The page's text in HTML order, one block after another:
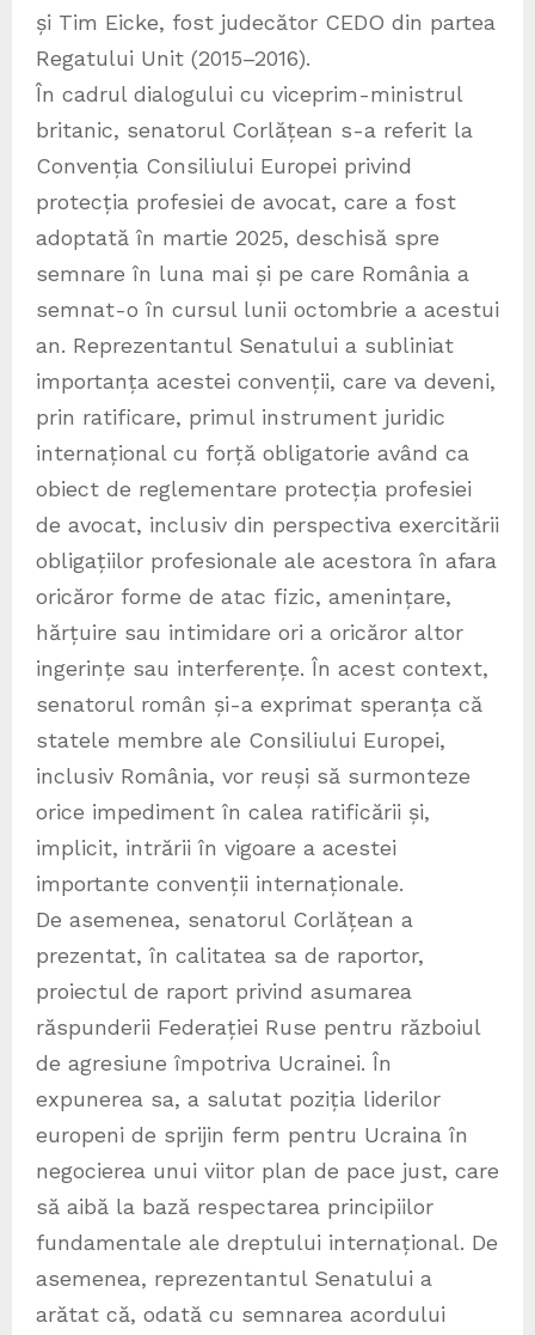
și Tim Eicke, fost judecător CEDO din partea
Regatului Unit (2015–2016).
În cadrul dialogului cu viceprim-ministrul
britanic, senatorul Corlățean s-a referit la
Convenția Consiliului Europei privind
protecția profesiei de avocat, care a fost
adoptată în martie 2025, deschisă spre
semnare în luna mai și pe care România a
semnat-o în cursul lunii octombrie a acestui
an. Reprezentantul Senatului a subliniat
importanța acestei convenții, care va deveni,
prin ratificare, primul instrument juridic
internațional cu forță obligatorie având ca
obiect de reglementare protecția profesiei
de avocat, inclusiv din perspectiva exercitării
obligațiilor profesionale ale acestora în afara
oricăror forme de atac fizic, amenințare,
hărțuire sau intimidare ori a oricăror altor
ingerințe sau interferențe. În acest context,
senatorul român și-a exprimat speranța că
statele membre ale Consiliului Europei,
inclusiv România, vor reuși să surmonteze
orice impediment în calea ratificării și,
implicit, intrării în vigoare a acestei
importante convenții internaționale.
De asemenea, senatorul Corlățean a
prezentat, în calitatea sa de raportor,
proiectul de raport privind asumarea
răspunderii Federației Ruse pentru războiul
de agresiune împotriva Ucrainei. În
expunerea sa, a salutat poziția liderilor
europeni de sprijin ferm pentru Ucraina în
negocierea unui viitor plan de pace just, care
să aibă la bază respectarea principiilor
fundamentale ale dreptului internațional. De
asemenea, reprezentantul Senatului a
arătat că, odată cu semnarea acordului